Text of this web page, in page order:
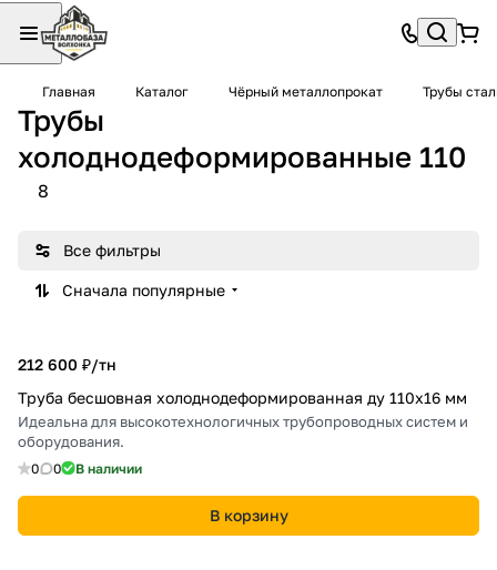
Главная Каталог Чёрный металлопрокат Трубы
Трубы
холоднодеформированные 110
8
Все фильтры
Сначала популярные
212 600 ₽/тн
Труба бесшовная холоднодеформированная ду 110х16 мм
Идеальна для высокотехнологичных трубопроводных систем и
оборудования.
0 0 В наличии
В корзину